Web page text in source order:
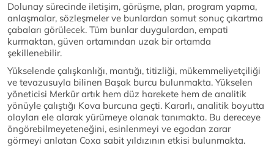
Dolunay sürecinde iletişim, görüşme, plan, program yapma,
anlaşmalar, sözleşmeler ve bunlardan somut sonuç çıkartma
çabaları görülecek. Tüm bunlar duygulardan, empati
kurmaktan, güven ortamından uzak bir ortamda
şekillenebilir.
Yükselende çalışkanlığı, mantığı, titizliği, mükemmeliyetçiliği
ve tevazusuyla bilinen Başak burcu bulunmakta. Yükselen
yöneticisi Merkür artık hem düz harekete hem de analitik
yönüyle çalıştığı Kova burcuna geçti. Kararlı, analitik boyutta
olayları ele alarak yürümeye olanak tanımakta. Bu dereceye
öngörebilmeyeteneğini, esinlenmeyi ve egodan zarar
görmeyi anlatan Coxa sabit yıldızının etkisi bulunmakta.